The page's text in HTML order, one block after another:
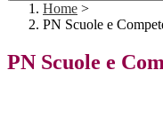
Home >
PN Scuole e
PN Scuole e